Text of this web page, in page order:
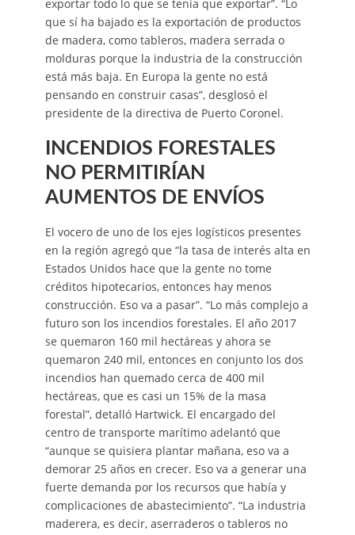
exportar todo lo que se tenía que exportar”. “Lo
que sí ha bajado es la exportación de productos
de madera, como tableros, madera serrada o
molduras porque la industria de la construcción
está más baja. En Europa la gente no está
pensando en construir casas”, desglosó el
presidente de la directiva de Puerto Coronel.
INCENDIOS FORESTALES
NO PERMITIRÍAN
AUMENTOS DE ENVÍOS
El vocero de uno de los ejes logísticos presentes
en la región agregó que “la tasa de interés alta en
Estados Unidos hace que la gente no tome
créditos hipotecarios, entonces hay menos
construcción. Eso va a pasar”. “Lo más complejo a
futuro son los incendios forestales. El año 2017
se quemaron 160 mil hectáreas y ahora se
quemaron 240 mil, entonces en conjunto los dos
incendios han quemado cerca de 400 mil
hectáreas, que es casi un 15% de la masa
forestal”, detalló Hartwick. El encargado del
centro de transporte marítimo adelantó que
“aunque se quisiera plantar mañana, eso va a
demorar 25 años en crecer. Eso va a generar una
fuerte demanda por los recursos que había y
complicaciones de abastecimiento”. “La industria
maderera, es decir, aserraderos o tableros no